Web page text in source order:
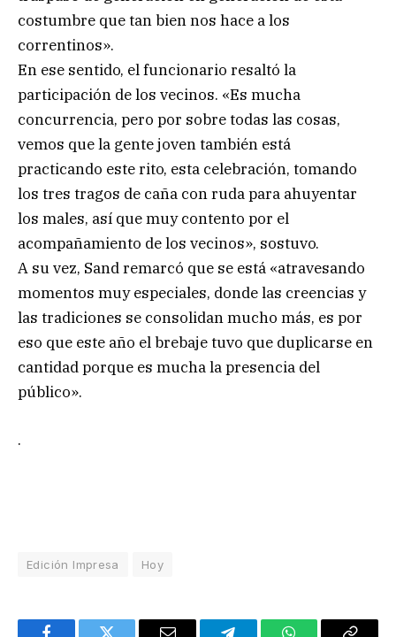
costumbre que tan bien nos hace a los
correntinos».
En ese sentido, el funcionario resaltó la
participación de los vecinos. «Es mucha
concurrencia, pero por sobre todas las cosas,
vemos que la gente joven también está
practicando este rito, esta celebración, tomando
los tres tragos de caña con ruda para ahuyentar
los males, así que muy contento por el
acompañamiento de los vecinos», sostuvo.
A su vez, Sand remarcó que se está «atravesando
momentos muy especiales, donde las creencias y
las tradiciones se consolidan mucho más, es por
eso que este año el brebaje tuvo que duplicarse en
cantidad porque es mucha la presencia del
público».
.
Edición Impresa Hoy